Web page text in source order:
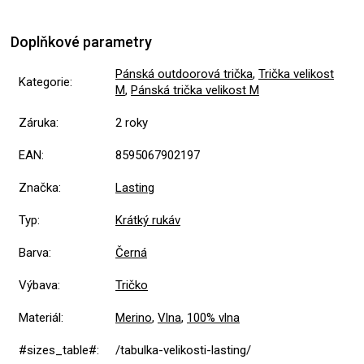
Doplňkové parametry
Kategorie:
Pánská outdoorová trička, Trička velikost
M, Pánská trička velikost M
Záruka: 2 roky
EAN: 8595067902197
Značka: Lasting
Typ: Krátký rukáv
Barva: Černá
Výbava: Tričko
Materiál: Merino, Vlna, 100% vlna
#sizes_table#: /tabulka-velikosti-lasting/